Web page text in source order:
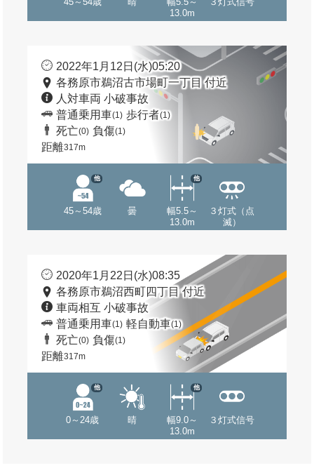
13.0m
2022年1月12日(水)05:20
各務原市鵜沼古市場町一丁目 付近
人対車両 小破事故
普通乗用車(1) 歩行者(1)
死亡(0) 負傷(1)
距離317m
45～54歳
他
曇
幅5.5～
13.0m
他
３灯式（点
滅）
2020年1月22日(水)08:35
各務原市鵜沼西町四丁目 付近
車両相互 小破事故
普通乗用車(1) 軽自動車(1)
死亡(0) 負傷(1)
距離317m
0～24歳
他
晴
幅9.0～
13.0m
他
３灯式信号